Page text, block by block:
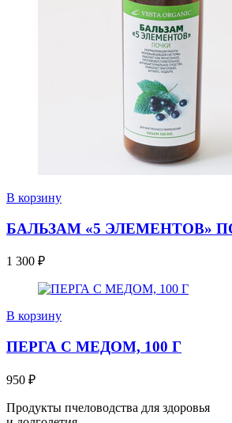
В корзину
БАЛЬЗАМ «5 ЭЛЕМЕНТОВ»
1 300 ₽
В корзину
ПЕРГА С МЕДОМ, 100 Г
950 ₽
Продукты пчеловодства для здоровья